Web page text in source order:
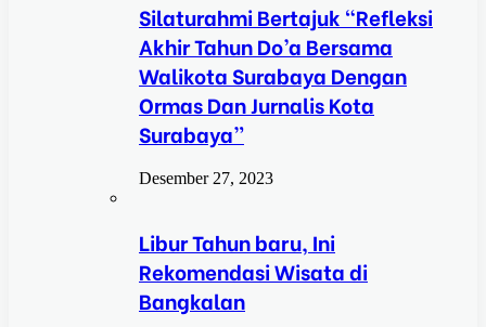
Silaturahmi Bertajuk “Refleksi
Akhir Tahun Do’a Bersama
Walikota Surabaya Dengan
Ormas Dan Jurnalis Kota
Surabaya”
Desember 27, 2023
Libur Tahun baru, Ini
Rekomendasi Wisata di
Bangkalan